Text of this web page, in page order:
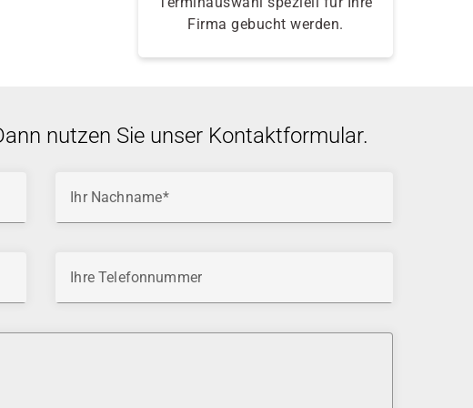
Firma gebucht werden.
nutzen Sie unser Kontaktformular.
Ihr Nachname
Ihre Telefonnummer